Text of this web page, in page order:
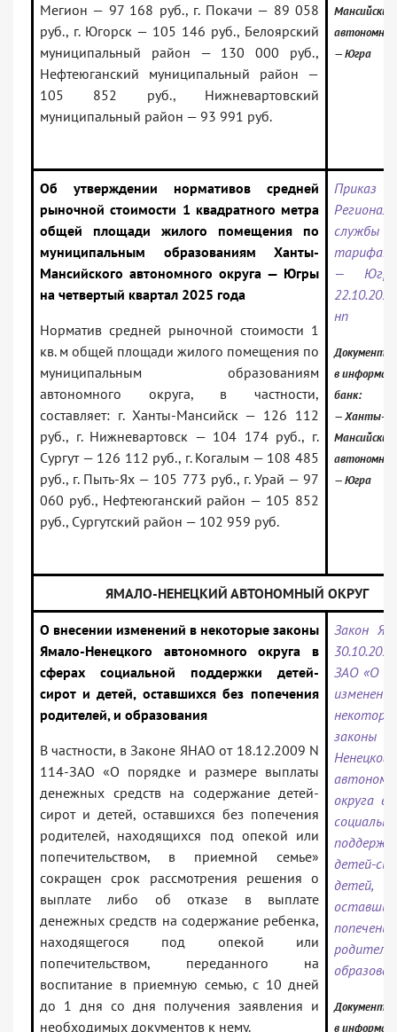
Мегион — 97 168 руб., г. Покачи — 89 058
руб., г. Югорск — 105 146 руб., Белоярский
муниципальный район — 130 000 руб.,
Нефтеюганский муниципальный район —
105 852 руб., Нижневартовский
муниципальный район — 93 991 руб.
Мансийский
— Югра
Об утверждении нормативов средней
рыночной стоимости 1 квадратного метра
общей площади жилого помещения по
муниципальным образованиям Ханты-
Мансийского автономного округа — Югры
на четвертый квартал 2025 года
Норматив средней рыночной стоимости 1
кв. м общей площади жилого помещения по
муниципальным образованиям
автономного округа, в частности,
составляет: г. Ханты-Мансийск — 126 112
руб., г. Нижневартовск — 104 174 руб., г.
Сургут — 126 112 руб., г. Когалым — 108 485
руб., г. Пыть-Ях — 105 773 руб., г. Урай — 97
060 руб., Нефтеюганский район — 105 852
руб., Сургутский район — 102 959 руб.
Приказ
—
нп
Документ
в
банк:
— Ханты-
Мансийский
— Югра
ЯМАЛО-НЕНЕЦКИЙ АВТОНОМНЫЙ ОКРУГ
О внесении изменений в некоторые законы
Ямало-Ненецкого автономного округа в
сферах социальной поддержки детей-
сирот и детей, оставшихся без попечения
родителей, и образования
В частности, в Законе ЯНАО от 18.12.2009 N
114-ЗАО «О порядке и размере выплаты
денежных средств на содержание детей-
сирот и детей, оставшихся без попечения
родителей, находящихся под опекой или
попечительством, в приемной семье»
сокращен срок рассмотрения решения о
выплате либо об отказе в выплате
денежных средств на содержание ребенка,
находящегося под опекой или
попечительством, переданного на
воспитание в приемную семью, с 10 дней
до 1 дня со дня получения заявления и
необходимых документов к нему.
Закон
ЗАО «О
законы
Ненецкого
округа в
детей-
детей,
попечения
Документ
в